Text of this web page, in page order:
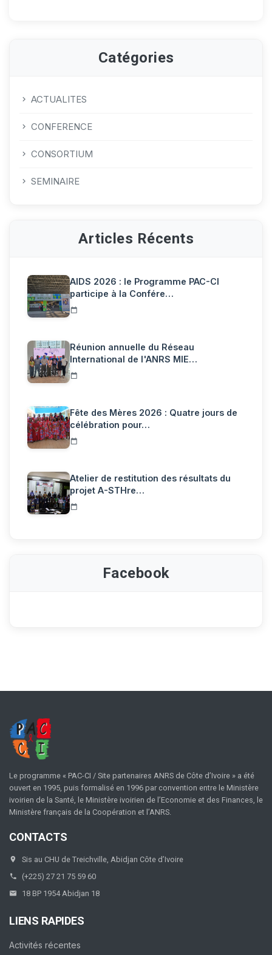
Catégories
ACTUALITES
CONFERENCE
CONSORTIUM
SEMINAIRE
Articles Récents
AIDS 2026 : le Programme PAC-CI
participe à la Confére…
Réunion annuelle du Réseau
International de l'ANRS MIE…
Fête des Mères 2026 : Quatre jours de
célébration pour…
Atelier de restitution des résultats du
projet A-STHre…
Facebook
Le programme « PAC-CI / Site partenaires ANRS de Côte d’Ivoire » a été
ouvert en 1995, puis formalisé en 1996 par convention entre le Ministère
ivoirien de la Santé, le Ministère ivoirien de l’Economie et des Finances, le
Ministère français de la Coopération et l’ANRS.
CONTACTS
Sis au CHU de Treichville, Abidjan Côte d’Ivoire
(+225) 27 21 75 59 60
18 BP 1954 Abidjan 18
LIENS RAPIDES
Activités récentes